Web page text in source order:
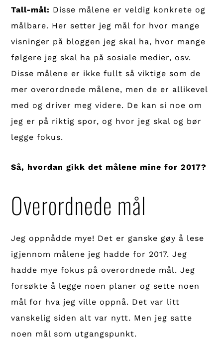
Tall-mål: Disse målene er veldig konkrete og
målbare. Her setter jeg mål for hvor mange
visninger på bloggen jeg skal ha, hvor mange
følgere jeg skal ha på sosiale medier, osv.
Disse målene er ikke fullt så viktige som de
mer overordnede målene, men de er allikevel
med og driver meg videre. De kan si noe om
jeg er på riktig spor, og hvor jeg skal og bør
legge fokus.
Så, hvordan gikk det målene mine for 2017?
Overordnede mål
Jeg oppnådde mye! Det er ganske gøy å lese
igjennom målene jeg hadde for 2017. Jeg
hadde mye fokus på overordnede mål. Jeg
forsøkte å legge noen planer og sette noen
mål for hva jeg ville oppnå. Det var litt
vanskelig siden alt var nytt. Men jeg satte
noen mål som utgangspunkt.